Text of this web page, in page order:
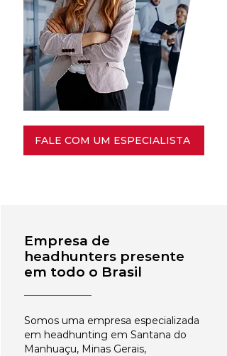
FALE COM UM ESPECIALISTA
Empresa de
headhunters presente
em todo o Brasil
Somos uma empresa especializada
em headhunting em Santana do
Manhuaçu, Minas Gerais,